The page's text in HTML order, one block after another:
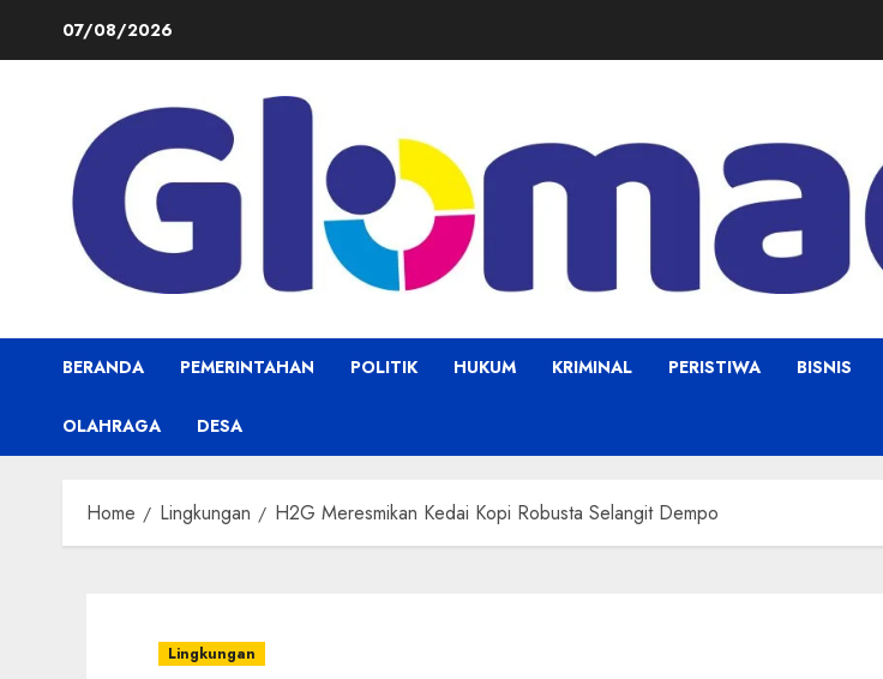
07/08/2026
BERANDA PEMERINTAHAN POLITIK HUKUM KRIMINAL PERISTIWA BISNIS
OLAHRAGA DESA
Home Lingkungan H2G Meresmikan Kedai Kopi Robusta Selangit Dempo
Lingkungan